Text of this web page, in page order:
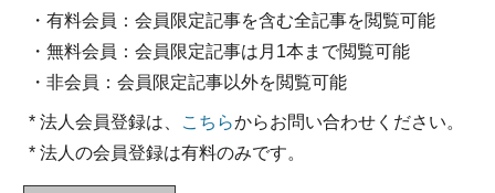
・有料会員：会員限定記事を含む全記事を閲覧可能
・無料会員：会員限定記事は月1本まで閲覧可能
・非会員：会員限定記事以外を閲覧可能
* 法人会員登録は、 こちらからお問い合わせください。
* 法人の会員登録は有料のみです。